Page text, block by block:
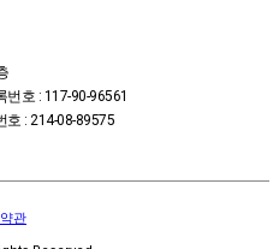
호 : 117-90-96561
: 214-08-89575
관